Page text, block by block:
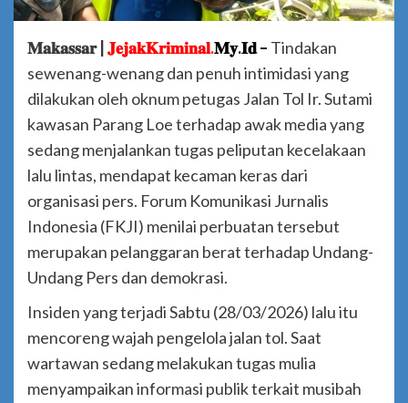
𝐌𝐚𝐤𝐚𝐬𝐬𝐚𝐫 | 𝐉𝐞𝐣𝐚𝐤𝐊𝐫𝐢𝐦𝐢𝐧𝐚𝐥.𝐌𝐲.𝐈𝐝 – Tindakan
sewenang-wenang dan penuh intimidasi yang
dilakukan oleh oknum petugas Jalan Tol Ir. Sutami
kawasan Parang Loe terhadap awak media yang
sedang menjalankan tugas peliputan kecelakaan
lalu lintas, mendapat kecaman keras dari
organisasi pers. Forum Komunikasi Jurnalis
Indonesia (FKJI) menilai perbuatan tersebut
merupakan pelanggaran berat terhadap Undang-
Undang Pers dan demokrasi.
Insiden yang terjadi Sabtu (28/03/2026) lalu itu
mencoreng wajah pengelola jalan tol. Saat
wartawan sedang melakukan tugas mulia
menyampaikan informasi publik terkait musibah